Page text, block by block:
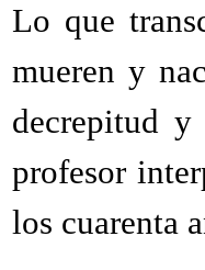
Lo que
mueren y
decrepitud y
profesor
los cuarenta